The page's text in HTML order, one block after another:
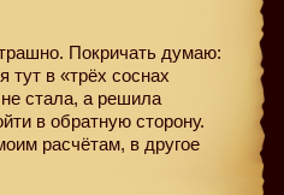
Покричать думаю:
тут в «трёх соснах
стала, а решила
в обратную сторону.
расчётам, в другое